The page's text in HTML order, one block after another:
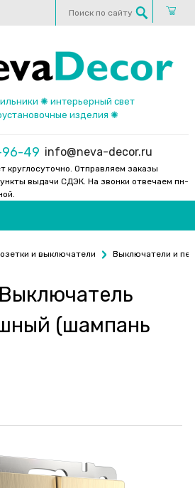
✺ интерьерный свет
изделия ✺
96-49 info@neva-decor.ru
круглосуточно. Отправляем заказы
выдачи СДЭК. На звонки отвечаем пн-
и выключатели Выключатели и
(шампань